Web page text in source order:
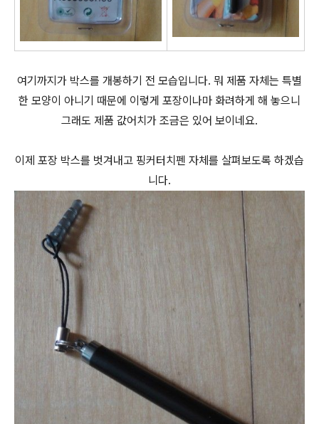
여기까지가 박스를 개봉하기 전 모습입니다. 뭐 제품 자체는 특별
한 모양이 아니기 때문에 이렇게 포장이나마 화려하게 해 놓으니
그래도 제품 값어치가 조금은 있어 보이네요.
이제 포장 박스를 벗겨내고 핑커터치펜 자체를 살펴보도록 하겠습
니다.